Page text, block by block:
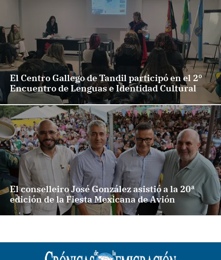
El Centro Gallego de Tandil participó en el 2º
Encuentro de Lenguas e Identidad Cultural
El conselleiro José González asistió a la 20ª
edición de la Fiesta Mexicana de Avión